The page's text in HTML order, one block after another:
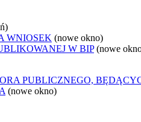
WNIOSEK (nowe okno)
W BIP (nowe
PUBLICZNEGO,
(nowe okno)